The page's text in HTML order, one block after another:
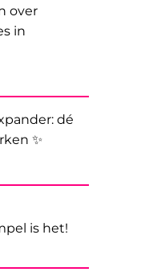
over
in
dé
✨
is het!